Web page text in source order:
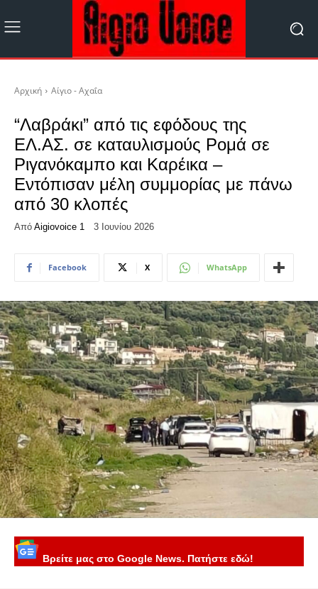
Αρχική Αίγιο - Αχαΐα
“Λαβράκι” από τις εφόδους της
ΕΛ.ΑΣ. σε καταυλισμούς Ρομά σε
Ριγανόκαμπο και Καρέικα –
Εντόπισαν μέλη συμμορίας με πάνω
από 30 κλοπές
Από Aigiovoice 1 3 Ιουνίου 2026
Facebook X WhatsApp
Βρείτε μας στο Google News. Πατήστε εδώ!